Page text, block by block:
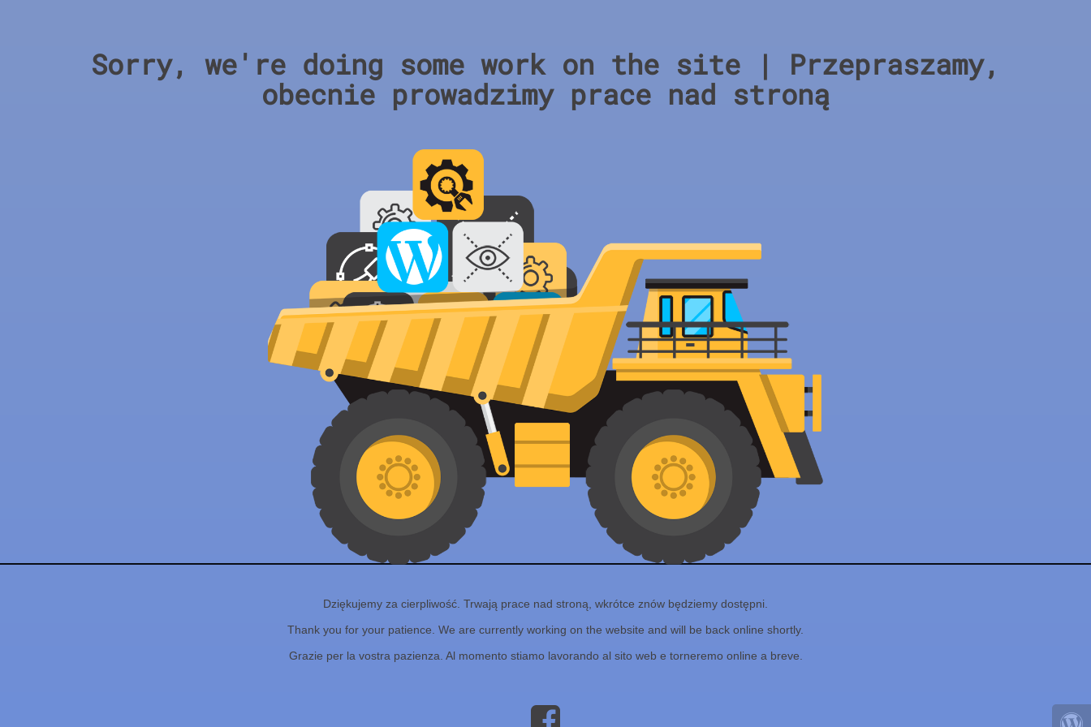
Sorry, we're doing some work on the site | Przepraszamy,
obecnie prowadzimy prace nad stroną
Dziękujemy za cierpliwość. Trwają prace nad stroną, wkrótce znów będziemy dostępni.
Thank you for your patience. We are currently working on the website and will be back online shortly.
Grazie per la vostra pazienza. Al momento stiamo lavorando al sito web e torneremo online a breve.